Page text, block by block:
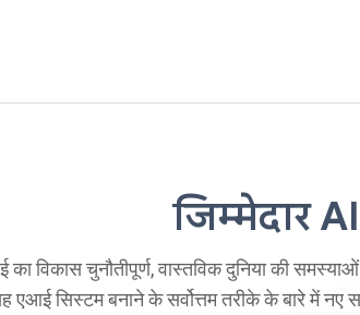
जिम्मेदार
का विकास चुनौतीपूर्ण, वास्तविक दुनिया की
एआई सिस्टम बनाने के सर्वोत्तम तरीके के बारे में नए